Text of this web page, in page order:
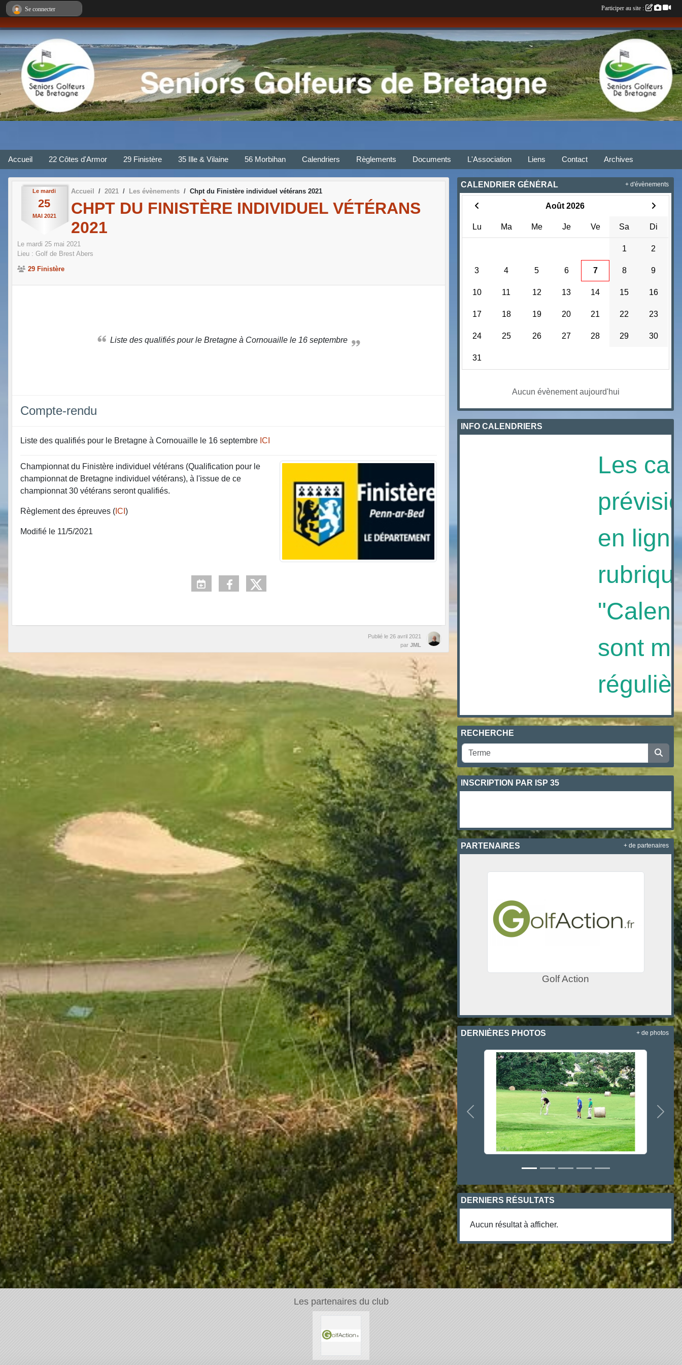
Accueil 22 Côtes d'Armor 29 Finistère 35 Ille & Vilaine 56 Morbihan Calendriers Règlements Documents L'Association Liens Contact Archives
Le mardi
25
MAI 2021
Accueil 2021 Les évènements Chpt du Finistère individuel vétérans 2021
CHPT DU FINISTÈRE INDIVIDUEL VÉTÉRANS
2021
Le mardi 25 mai 2021
Lieu : Golf de Brest Abers
29 Finistère
Liste des qualifiés pour le Bretagne à Cornouaille le 16 septembre
Compte-rendu
Liste des qualifiés pour le Bretagne à Cornouaille le 16 septembre ICI
Championnat du Finistère individuel vétérans (Qualification pour le
championnat de Bretagne individuel vétérans), à l'issue de ce
championnat 30 vétérans seront qualifiés.
Règlement des épreuves ( ICI )
Modifié le 11/5/2021
Publié le 26 avril 2021
parJML
CALENDRIER GÉNÉRAL
Août 2026
Lu Ma Me Je Ve Sa Di
1 2
3 4 5 6 7 8 9
10 11 12 13 14 15 16
17 18 19 20 21 22 23
24 25 26 27 28 29 30
31
Aucun évènement aujourd'hui
+ d'évènements
INFO CALENDRIERS
Les
en ligne
rubrique
sont mis
RECHERCHE
INSCRIPTION PAR ISP 35
PARTENAIRES
Golf Action
+ de partenaires
DERNIÈRES PHOTOS
Précedent
+ de photos
DERNIERS RÉSULTATS
Aucun résultat à afficher.
Les partenaires du club
Se connecter Participer au site :
Panneau de gestion des cookies